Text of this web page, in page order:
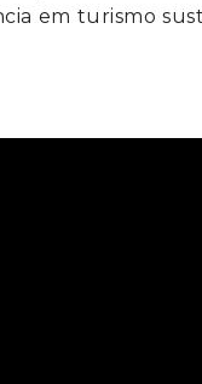
em turismo